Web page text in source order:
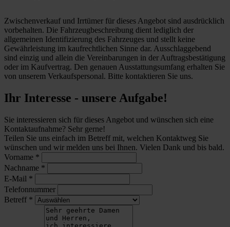
Zwischenverkauf und Irrtümer für dieses Angebot sind ausdrücklich
vorbehalten. Die Fahrzeugbeschreibung dient lediglich der
allgemeinen Identifizierung des Fahrzeuges und stellt keine
Gewährleistung im kaufrechtlichen Sinne dar. Ausschlaggebend
sind einzig und allein die Vereinbarungen in der Auftragsbestätigung
oder im Kaufvertrag. Den genauen Ausstattungsumfang erhalten Sie
von unserem Verkaufspersonal. Bitte kontaktieren Sie uns.
Ihr Interesse - unsere Aufgabe!
Sie interessieren sich für dieses Angebot und wünschen sich eine
Kontaktaufnahme? Sehr gerne!
Teilen Sie uns einfach im Betreff mit, welchen Kontaktweg Sie
wünschen und wir melden uns bei Ihnen. Vielen Dank und bis bald.
Vorname *
Nachname *
E-Mail *
Telefonnummer
Betreff *